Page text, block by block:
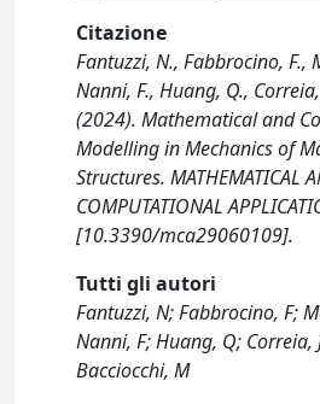
Citazione
Fantuzzi, N., Fabbrocino, F.,
Nanni, F., Huang, Q.,
(2024). Mathematical and
Modelling in Mechanics of
Structures. MATHEMATICAL
COMPUTATIONAL
[10.3390/mca29060109].
Tutti gli autori
Fantuzzi, N; Fabbrocino, F;
Nanni, F; Huang, Q; Correia,
Bacciocchi, M